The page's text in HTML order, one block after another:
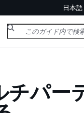
日本語
パー